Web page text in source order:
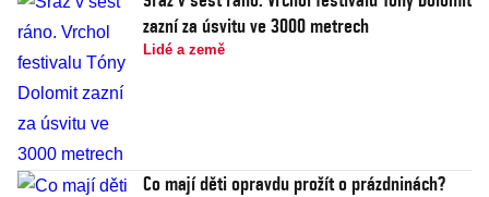
zazní za úsvitu ve 3000 metrech
Lidé a země
Co mají děti opravdu prožít o prázdninách?